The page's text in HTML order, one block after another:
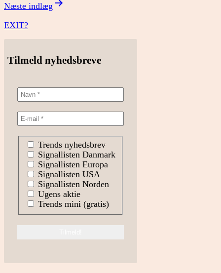
Næste indlæg
EXIT?
Tilmeld nyhedsbreve
Trends nyhedsbrev
Signallisten Danmark
Signallisten Europa
Signallisten USA
Signallisten Norden
Ugens aktie
Trends mini (gratis)